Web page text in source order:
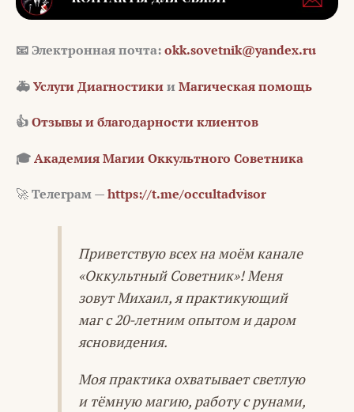
📧 Электронная почта:okk.sovetnik@yandex.ru
🚑Услуги ДиагностикииМагическая помощь
👍Отзывы и благодарности клиентов
🎓Академия Магии Оккультного Советника
🚀Телеграм —https://t.me/occultadvisor
Приветствую всех на моём канале
«Оккультный Советник»! Меня
зовут Михаил, я практикующий
маг с 20-летним опытом и даром
ясновидения.
Моя практика охватывает светлую
и тёмную магию, работу с рунами,